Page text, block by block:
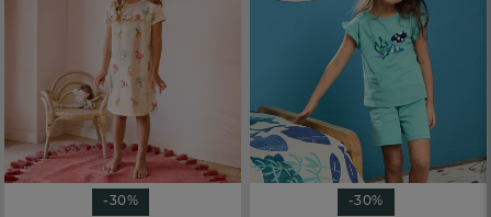
-30% -30%